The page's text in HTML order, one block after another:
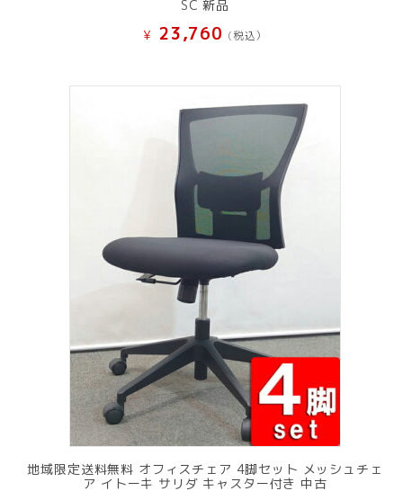
SC 新品
¥ 23,760 (税込）
地域限定送料無料 オフィスチェア 4脚セット メッシュチェ
ア イトーキ サリダ キャスター付き 中古